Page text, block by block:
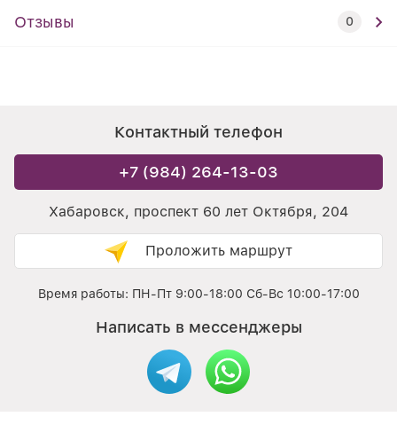
Отзывы 0
Контактный телефон
+7 (984) 264-13-03
Хабаровск, проспект 60 лет Октября, 204
Проложить маршрут
Время работы: ПН-Пт 9:00-18:00 Сб-Вс 10:00-17:00
Написать в мессенджеры